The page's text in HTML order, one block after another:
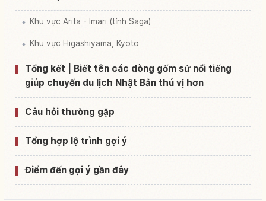
Khu vực Arita - Imari (tỉnh Saga)
Khu vực Higashiyama, Kyoto
Tổng kết | Biết tên các dòng gốm sứ nổi tiếng
giúp chuyến du lịch Nhật Bản thú vị hơn
Câu hỏi thường gặp
Tổng hợp lộ trình gợi ý
Điểm đến gợi ý gần đây